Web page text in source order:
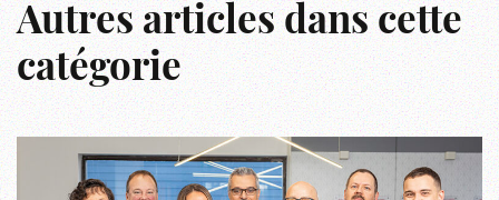
Autres articles dans cette
catégorie